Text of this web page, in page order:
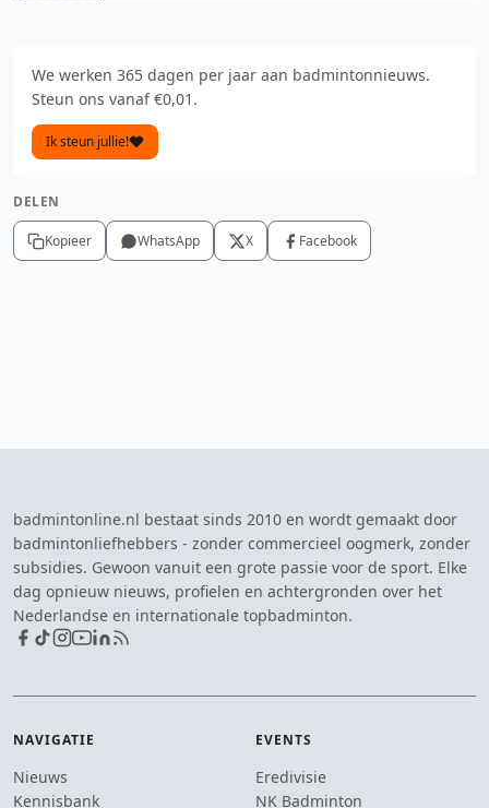
We werken 365 dagen per jaar aan badmintonnieuws.
Steun ons vanaf €0,01.
Ik steun jullie!
DELEN
Kopieer WhatsApp X Facebook
badmintonline.nl bestaat sinds 2010 en wordt gemaakt door
badmintonliefhebbers - zonder commercieel oogmerk, zonder
subsidies. Gewoon vanuit een grote passie voor de sport. Elke
dag opnieuw nieuws, profielen en achtergronden over het
Nederlandse en internationale topbadminton.
NAVIGATIE
Nieuws
Kennisbank
EVENTS
Eredivisie
NK Badminton